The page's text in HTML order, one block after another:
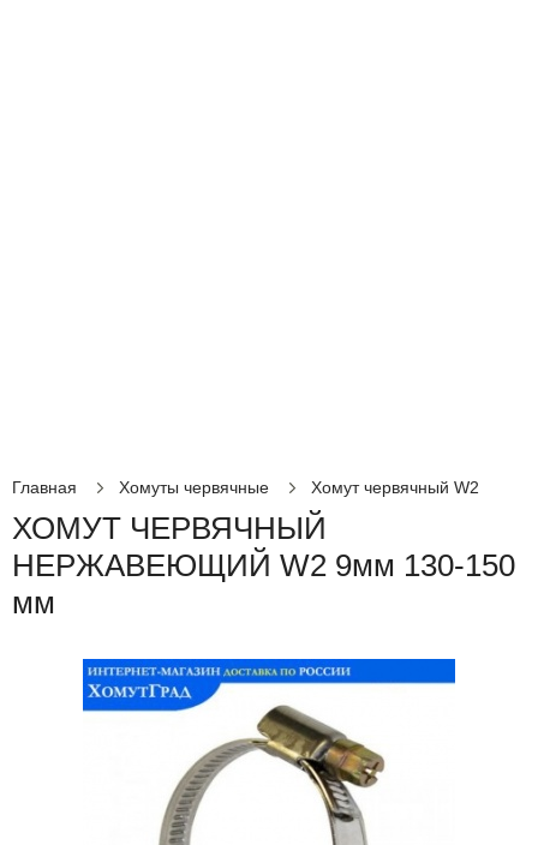
Главная Хомуты червячные Хомут червячный W2
ХОМУТ ЧЕРВЯЧНЫЙ
НЕРЖАВЕЮЩИЙ W2 9мм 130-150
мм